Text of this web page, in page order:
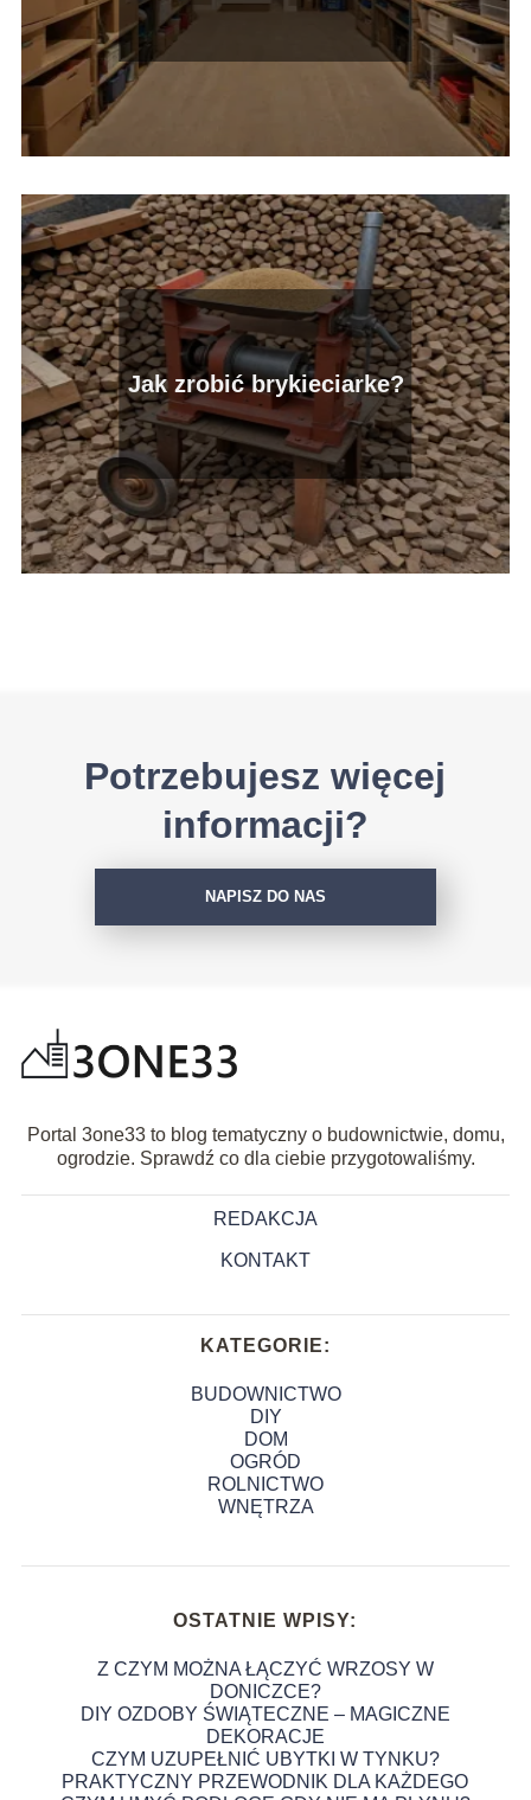
Jak zrobić brykieciarke?
Potrzebujesz więcej
informacji?
NAPISZ DO NAS
Portal 3one33 to blog tematyczny o budownictwie, domu,
ogrodzie. Sprawdź co dla ciebie przygotowaliśmy.
REDAKCJA
KONTAKT
KATEGORIE:
BUDOWNICTWO
DIY
DOM
OGRÓD
ROLNICTWO
WNĘTRZA
OSTATNIE WPISY:
Z CZYM MOŻNA ŁĄCZYĆ WRZOSY W
DONICZCE?
DIY OZDOBY ŚWIĄTECZNE – MAGICZNE
DEKORACJE
CZYM UZUPEŁNIĆ UBYTKI W TYNKU?
PRAKTYCZNY PRZEWODNIK DLA KAŻDEGO